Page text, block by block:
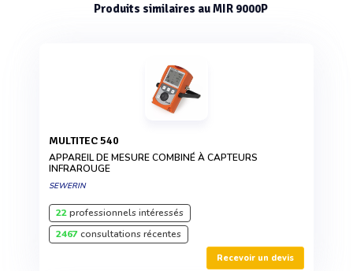
Produits similaires au MIR 9000P
MULTITEC 540
APPAREIL DE MESURE COMBINÉ À CAPTEURS
INFRAROUGE
SEWERIN
22professionnels intéressés
2467consultations récentes
Recevoir un devis